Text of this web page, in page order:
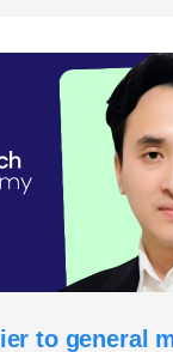
to general